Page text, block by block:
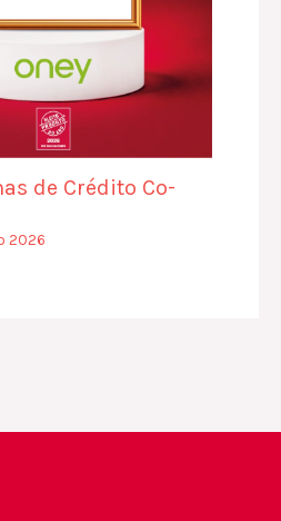
de Crédito Co-
2026